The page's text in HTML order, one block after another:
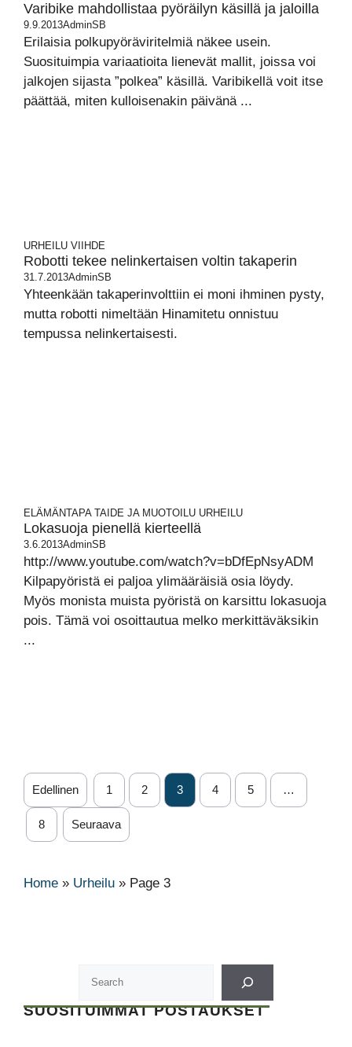
Varibike mahdollistaa pyöräilyn käsillä ja jaloilla
9.9.2013AdminSB
Erilaisia polkupyöräviritelmiä näkee usein.
Suosituimpia variaatioita lienevät mallit, joissa voi
jalkojen sijasta ”polkea” käsillä. Varibikellä voit itse
päättää, miten kulloisenakin päivänä ...
URHEILU VIIHDE
Robotti tekee nelinkertaisen voltin takaperin
31.7.2013AdminSB
Yhteenkään takaperinvolttiin ei moni ihminen pysty,
mutta robotti nimeltään Hinamitetu onnistuu
tempussa nelinkertaisesti.
ELÄMÄNTAPA TAIDE JA MUOTOILU URHEILU
Lokasuoja pienellä kierteellä
3.6.2013AdminSB
http://www.youtube.com/watch?v=bDfEpNsyADM
Kilpapyöristä ei paljoa ylimääräisiä osia löydy.
Myös monista muista pyöristä on karsittu lokasuoja
pois. Tämä voi osoittautua melko merkittäväksikin
...
Edellinen 1 2 3 4 5 …
8 Seuraava
Home » Urheilu » Page 3
SUOSITUIMMAT POSTAUKSET